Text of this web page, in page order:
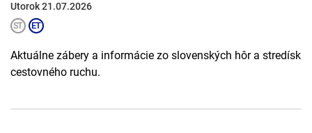
Utorok 21.07.2026
Aktuálne zábery a informácie zo slovenských hôr a stredísk
cestovného ruchu.